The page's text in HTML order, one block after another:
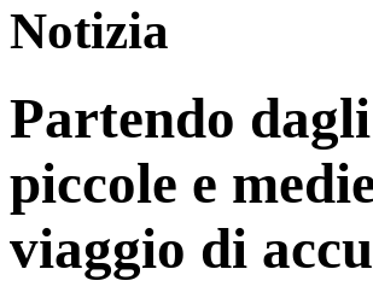
Notizia
Partendo
piccole e
viaggio di